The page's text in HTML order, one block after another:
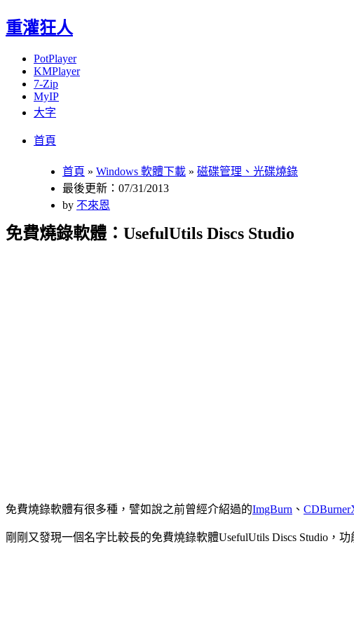
重灌狂人
PotPlayer
KMPlayer
7-Zip
MyIP
大字
首頁
首頁 » Windows 軟體下載 » 磁碟管理、光碟燒錄
最後更新：07/31/2013
by 不來恩
免費燒錄軟體：UsefulUtils Discs Studio
免費燒錄軟體有很多種，譬如說之前曾經介紹過的ImgBurn 、
剛剛又發現一個名字比較長的免費燒錄軟體UsefulUtils Discs Studio